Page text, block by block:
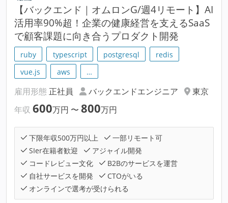
【バックエンド｜オムロンG/週4リモート】AI
活用率90%超！企業の健康経営を支えるSaaS
で顧客課題に向き合うプロダクト開発
ruby typescript postgresql
redis
vue.js
aws …
雇用形態 正社員 バックエンドエンジニア
東京
年収 600万円 〜 800万円
下限年収500万円以上
一部リモート可
SIer在籍者歓迎
アジャイル開発
コードレビュー文化
B2Bのサービスを運営
自社サービスを開発
CTOがいる
オンラインで選考が受けられる